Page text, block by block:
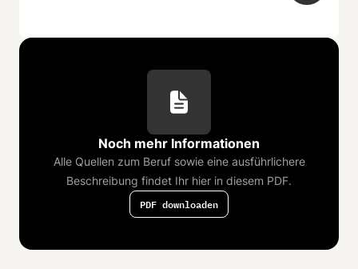
im Tagebau gefördert. Im Jahr 1987 waren es im
Tonnen. Damit war die Republik selbsternannter
Menschen aus 85 Ortschaften dem Bergbau
weichen. Jänschwalde im Bezirk Cottbus, 1988,
Quelle: Bundesstiftung Aufarbeitung / Klaus
Mehner
Noch mehr Informationen
Alle Quellen zum Beruf sowie eine ausführlichere
Beschreibung findet Ihr hier in diesem PDF.
PDF downloaden